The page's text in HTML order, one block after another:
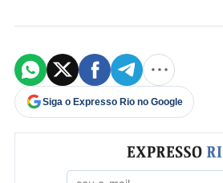
Siga o Expresso Rio no Google
Formulário de cadastro